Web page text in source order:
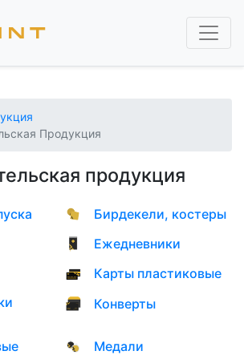
содержанию
Продукция
продукция
Бирдекели, костеры
Ежедневники
Карты пластиковые
Конверты
Медали